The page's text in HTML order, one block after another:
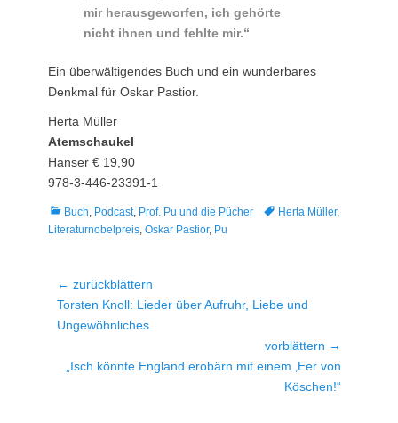
mir herausgeworfen, ich gehörte
nicht ihnen und fehlte mir.“
Ein überwältigendes Buch und ein wunderbares
Denkmal für Oskar Pastior.
Herta Müller
Atemschaukel
Hanser € 19,90
978-3-446-23391-1
Kategorien
Buch, Podcast, Prof. Pu und die Pücher TagsHerta Müller,
Literaturnobelpreis, Oskar Pastior, Pu
Beitragsnavigation
← zurückblättern
Vorheriger
Beitrag:
Torsten Knoll: Lieder über Aufruhr, Liebe und
Ungewöhnliches
vorblättern →
Nächster
„Isch könnte England erobärn mit einem ‚Eer von
Köschen!“